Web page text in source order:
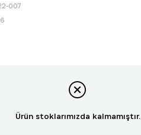
007
Ürün stoklarımızda kalmamıştır.